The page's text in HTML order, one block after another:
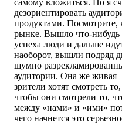
самому вложиться. Но я
дезориентировать
продуктами. Посмотрите,
рынке. Вышло что-нибудь
успеха люди и дальше
наоборот, вышли подряд
шумно
аудитории. Она же живая
зрители хотят смотреть
чтобы они смотрели то,
между «нами» и «ими»
чего начнется это